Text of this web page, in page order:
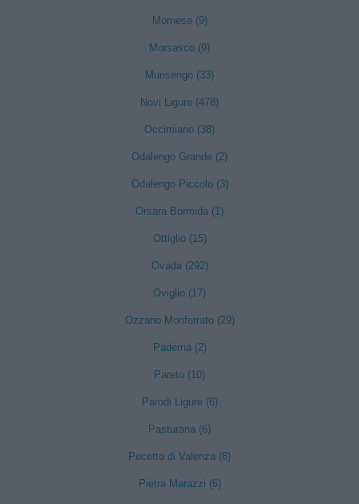
Mornese (9)
Morsasco (9)
Murisengo (33)
Novi Ligure (478)
Occimiano (38)
Odalengo Grande (2)
Odalengo Piccolo (3)
Orsara Bormida (1)
Ottiglio (15)
Ovada (292)
Oviglio (17)
Ozzano Monferrato (29)
Paderna (2)
Pareto (10)
Parodi Ligure (6)
Pasturana (6)
Pecetto di Valenza (8)
Pietra Marazzi (6)